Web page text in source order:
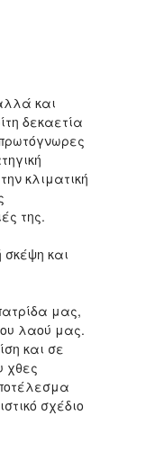
και
δεκαετία
κλιματική
της.
και
μας,
λαού μας.
και σε
χθες
σχέδιο